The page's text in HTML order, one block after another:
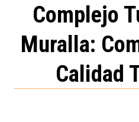
Complejo
Muralla:
Calidad